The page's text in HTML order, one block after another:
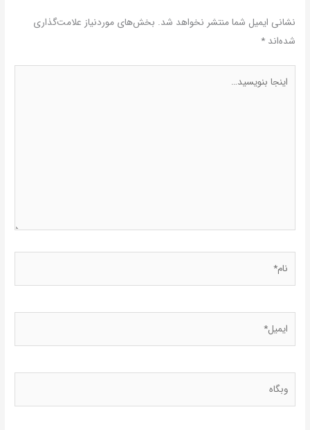
نشانی ایمیل شما منتشر نخواهد شد. بخش‌های موردنیاز علامت‌گذاری
شده‌اند*
بنویسید…
وبگاه